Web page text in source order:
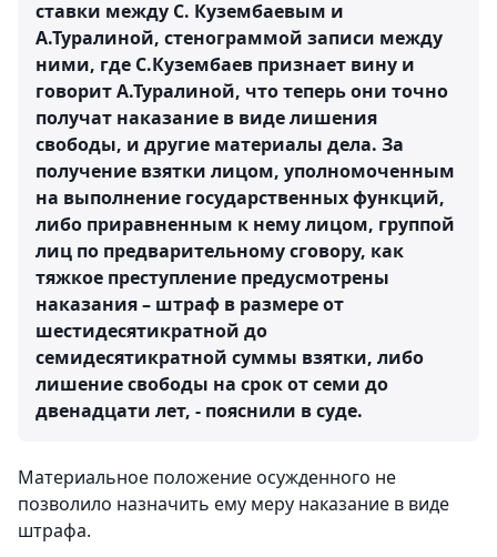
ставки между С. Кузембаевым и
А.Туралиной, стенограммой записи между
ними, где С.Кузембаев признает вину и
говорит А.Туралиной, что теперь они точно
получат наказание в виде лишения
свободы, и другие материалы дела. За
получение взятки лицом, уполномоченным
на выполнение государственных функций,
либо приравненным к нему лицом, группой
лиц по предварительному сговору, как
тяжкое преступление предусмотрены
наказания – штраф в размере от
шестидесятикратной до
семидесятикратной суммы взятки, либо
лишение свободы на срок от семи до
двенадцати лет, - пояснили в суде.
Материальное положение осужденного не
позволило назначить ему меру наказание в виде
штрафа.